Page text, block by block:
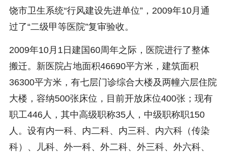
饶市卫生系统“行风建设先进单位”，2009年10月通
过了“二级甲等医院”复审验收。
2009年10月1日建国60周年之际，医院进行了整体
搬迁。新医院占地面积46690平方米，建筑面积
36300平方米，有七层门诊综合大楼及两幢六层住院
大楼，容纳500张床位，目前开放床位400张；现有
职工446人，其中高级职称35人，中级职称职150
人。设有内一科、内二科、内三科、内六科（传染
科）、儿科、外一科、外二科、外三科、外六科、